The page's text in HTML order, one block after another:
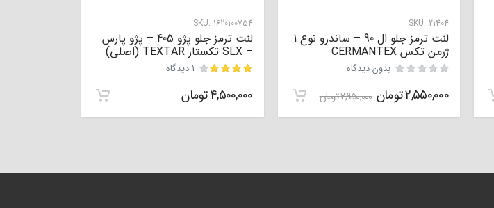
SKU: 21404
لنت ترمز جلو ال 90 – ساندرو نوع 1
ژرمن تکس CERMANTEX
بدون دیدگاه
2,550,000تومان 2,950,000تومان
SKU: 1620100754
لنت ترمز جلو پژو 405 – پژو پارس
– SLX تکستار TEXTAR (اصلی)
مشتری
1 دیدگاه
4,500,000تومان